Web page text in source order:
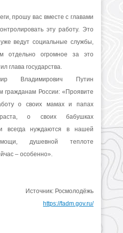
прошу вас вместе с главами
эту работу. Это
ведут социальные службы,
отдельно огромное за это
глава государства.
Владимирович Путин
гражданам России:«Проявите
о своих мамах и папах
о своих бабушках
всегда нуждаются в нашей
душевной теплоте
– особенно».
Источник: Росмолодёжь
https://fadm.gov.ru/